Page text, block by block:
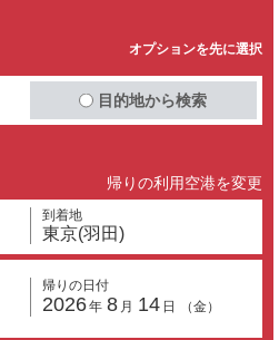
オプションを先に選択
目的地から検索
帰りの利用空港を変更
到着地
東京(羽田)
帰りの日付
2026年 8 月 14 日 （金）